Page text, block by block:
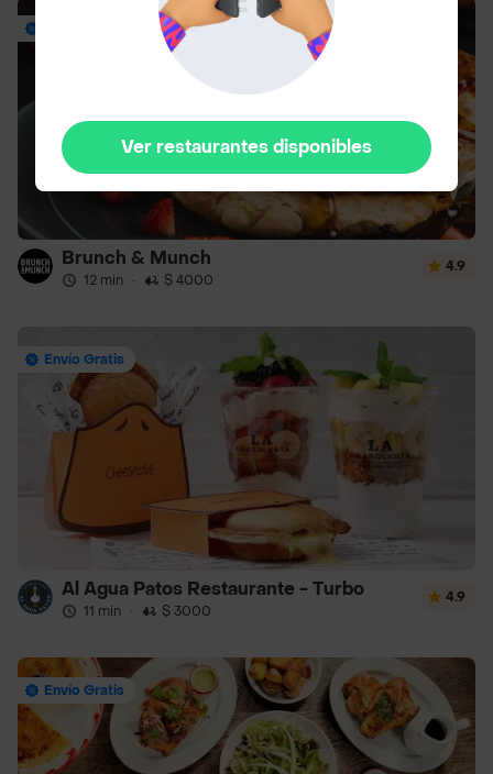
Brunch & Munch
12 min · $ 4000
4.9
Envío Gratis
Al Agua Patos Restaurante - Turbo
11 min · $ 3000
4.9
Envío Gratis
Ver restaurantes disponibles